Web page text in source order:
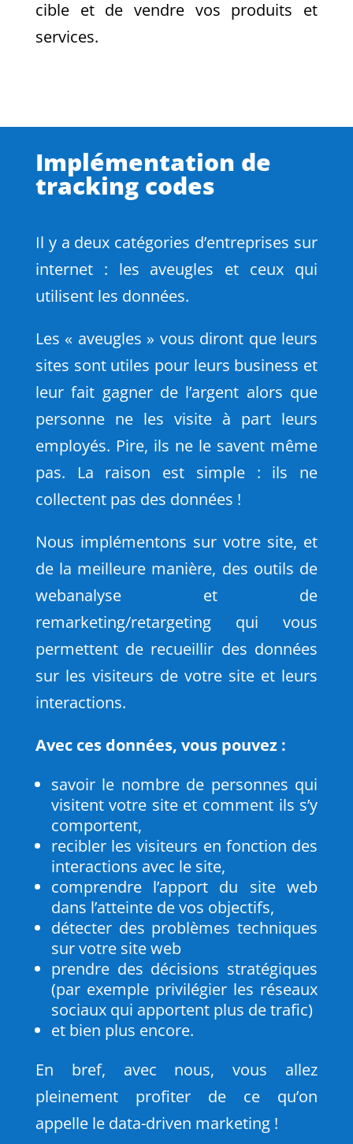
cible et de vendre vos produits et
services.
Implémentation de
tracking codes
Il y a deux catégories d’entreprises sur
internet : les aveugles et ceux qui
utilisent les données.
Les « aveugles » vous diront que leurs
sites sont utiles pour leurs business et
leur fait gagner de l’argent alors que
personne ne les visite à part leurs
employés. Pire, ils ne le savent même
pas. La raison est simple : ils ne
collectent pas des données !
Nous implémentons sur votre site, et
de la meilleure manière, des outils de
webanalyse et de
remarketing/retargeting qui vous
permettent de recueillir des données
sur les visiteurs de votre site et leurs
interactions.
Avec ces données, vous pouvez :
savoir le nombre de personnes qui
visitent votre site et comment ils s’y
comportent,
recibler les visiteurs en fonction des
interactions avec le site,
comprendre l’apport du site web
dans l’atteinte de vos objectifs,
détecter des problèmes techniques
sur votre site web
prendre des décisions stratégiques
(par exemple privilégier les réseaux
sociaux qui apportent plus de trafic)
et bien plus encore.
En bref, avec nous, vous allez
pleinement profiter de ce qu’on
appelle le data-driven marketing !